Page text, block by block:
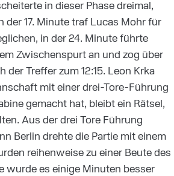
in dieser Phase dreimal,
der 17. Minute traf Lucas Mohr für
in der 24. Minute führte
Zwischenspurt an und zog über
der Treffer zum 12:15. Leon Krka
mit einer drei-Tore-Führung
gemacht hat, bleibt ein Rätsel,
Aus der drei Tore Führung
Berlin drehte die Partie mit einem
reihenweise zu einer Beute des
wurde es einige Minuten besser